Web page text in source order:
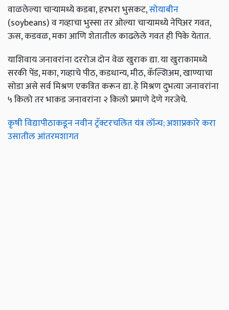
वाळलेल्या चाऱ्यामध्ये कडबा, हरभरा भुसकट,सोयाबीन
(soybeans) व गव्हाचा भुस्सा तर ओल्या चाऱ्यामध्ये नेपिअर गवत,
ऊस, कडवळ, मका आणि शेतातील काढलेले गवत ही पिके येतात.
याशिवाय जनावरांना दररोज दोन वेळ खुराक द्या. या खुराकामध्ये
सरकी पेंड, मका, गव्हाचे पीठ, कडधान्य, मीठ, कॅल्शिअम, खाण्याचा
सोडा असे सर्व मिश्रण एकत्रित करून द्या. हे मिश्रण दुभत्या जनावरांना
५ किलो तर भाकड जनावरांना २ किलो प्रमाणे देणे गरजेचे.
कृषी विद्यापीठाकडून नवीन ट्रॅक्टरचलित यंत्र लॉन्च; अशाप्रकारे करा
उसातील आंतरमशागत